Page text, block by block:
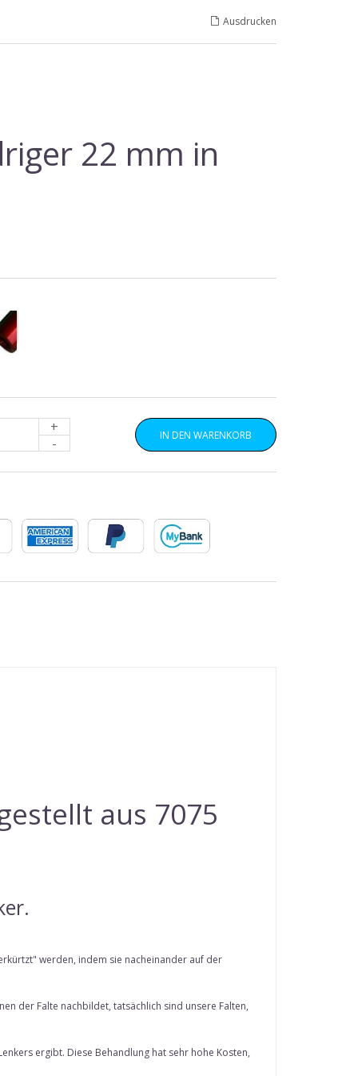
Ausdrucken
22 mm in
+
-
IN DEN WARENKORB
aus 7075
werden, indem sie nacheinander auf der
der Falte nachbildet, tatsächlich sind unsere Falten,
ergibt. Diese Behandlung hat sehr hohe Kosten,